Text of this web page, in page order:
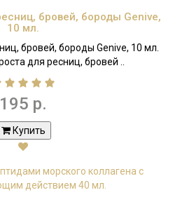
бровей, бороды Genive,
10 мл.
бровей, бороды Genive, 10 мл.
для ресниц, бровей ..
195 р.
Купить